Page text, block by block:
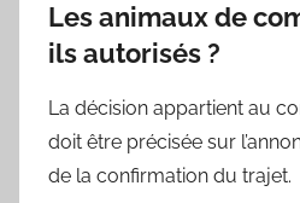
Les animaux de
ils autorisés ?
La décision appartient au
doit être précisée sur
de la confirmation du trajet.